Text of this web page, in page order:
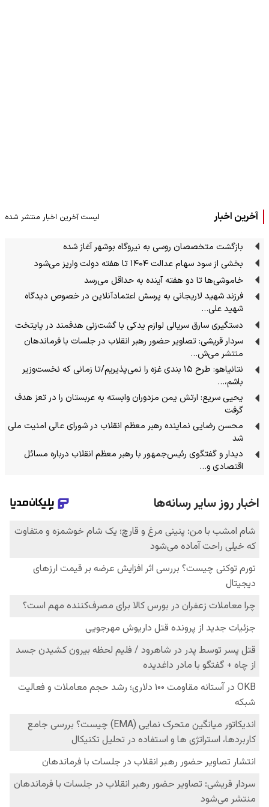
آخرین اخبار لیست آخرین اخبار منتشر شده
بازگشت متخصصان روسی به نیروگاه بوشهر آغاز شده
بخشی از سود سهام عدالت ۱۴۰۴ تا هفته دولت واریز می‌شود
خاموشی‌ها تا دو هفته آینده به حداقل می‌رسد
فرزند شهید لاریجانی به پرسش اعتمادآنلاین در خصوص دیدگاه
شهید علی…
دستگیری سارق سریالی لوازم یدکی با گشت‌زنی هدفمند در پایتخت
سردار قریشی: تصاویر حضور رهبر انقلاب در جلسات با فرماندهان
منتشر می‌ش…
نتانیاهو: طرح ۱۵ بندی غزه را نمی‌پذیریم/تا زمانی که نخست‌وزیر
باشم،…
یحیی سریع: ارتش یمن مزدوران وابسته به عربستان را در تعز هدف
گرفت
محسن رضایی نماینده رهبر معظم انقلاب در شورای عالی امنیت ملی
شد
دیدار و گفتگوی رئیس‌جمهور با رهبر معظم انقلاب درباره مسائل
اقتصادی و…